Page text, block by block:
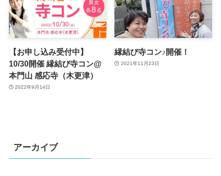
【お申し込み受付中】
10/30開催 縁結び寺コン@
本門山 感応寺（木更津）
2022年9月14日
縁結び寺コン♪開催！
2021年11月23日
アーカイブ